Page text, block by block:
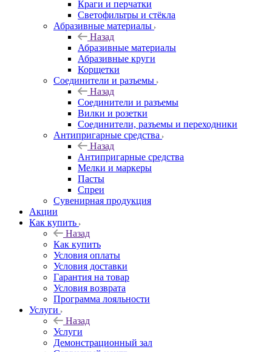
Краги и перчатки
Светофильтры и стёкла
Абразивные материалы
Назад
Абразивные материалы
Абразивные круги
Корщетки
Соединители и разъемы
Назад
Соединители и разъемы
Вилки и розетки
Соединители, разъемы и переходники
Антипригарные средства
Назад
Антипригарные средства
Мелки и маркеры
Пасты
Спреи
Сувенирная продукция
Акции
Как купить
Назад
Как купить
Условия оплаты
Условия доставки
Гарантия на товар
Условия возврата
Программа лояльности
Услуги
Назад
Услуги
Демонстрационный зал